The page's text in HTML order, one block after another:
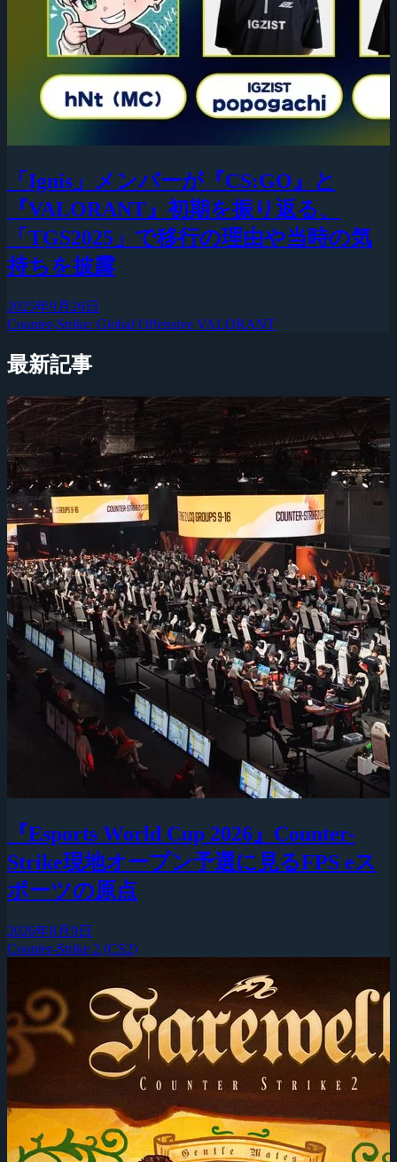
「Ignis」メンバーが『CS:GO』と
『VALORANT』初期を振り返る、
「TGS2025」で移行の理由や当時の気
持ちを披露
2025年9月26日
Counter-Strike: Global Offensive VALORANT
最新記事
『Esports World Cup 2026』Counter-
Strike現地オープン予選に見るFPS eス
ポーツの原点
2026年8月9日
Counter-Strike 2 (CS2)